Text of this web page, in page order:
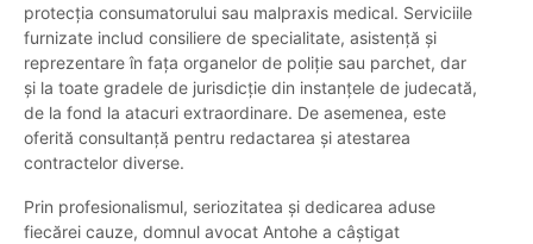
protecția consumatorului sau malpraxis medical. Serviciile
furnizate includ consiliere de specialitate, asistență și
reprezentare în fața organelor de poliție sau parchet, dar
și la toate gradele de jurisdicție din instanțele de judecată,
de la fond la atacuri extraordinare. De asemenea, este
oferită consultanță pentru redactarea și atestarea
contractelor diverse.
Prin profesionalismul, seriozitatea și dedicarea aduse
fiecărei cauze, domnul avocat Antohe a câștigat